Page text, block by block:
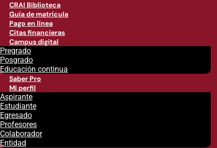
CRAI Biblioteca
Guía de matrícula
Pago en línea
Citas financieras
Campus digital
Pregrado
Posgrado
Educación continua
Saber Pro
Mi perfil
Aspirante
Estudiante
Egresado
Profesores
Colaborador
Entidad